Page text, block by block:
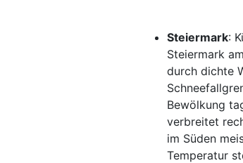
Steiermark:
Steiermark
durch dichte
Bewölkung
verbreitet
im Süden
Temperatur